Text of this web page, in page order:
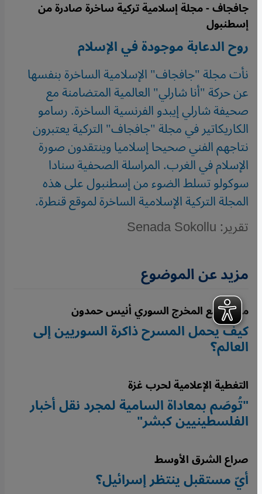
جافجاف - مجلة إسلامية تركية ساخرة صادرة من
إسطنبول
روح الدعابة موجودة في الإسلام
نأت مجلة "جافجاف" الإسلامية الساخرة بنفسها
عن حركة "أنا شارلي" العالمية المتضامنة مع
صحيفة شارلي إيبدو الفرنسية الساخرة. رسامو
الكاريكاتير في مجلة "جافجاف" التركية يعتبرون
نتاجهم الفني صحيحا إسلاميا وينتقدون صورة
الإسلام في الغرب. المراسلة الصحفية سنادا
سوكولو تسلط الضوء من إسطنبول على هذه
المجلة التركية الإسلامية الساخرة لموقع قنطرة.
تقرير: Senada Sokollu
مزيد عن الموضوع
مقابلة مع المخرج السوري أنيس حمدون
كيف يحمل المسرح ذاكرة السوريين إلى
العالم؟
التغطية الإعلامية لحرب غزة
"تُوصَم بمعاداة السامية لمجرد نقل أخبار
الفلسطينيين كبشر"
صراع الشرق الأوسط
أيّ مستقبل ينتظر إسرائيل؟